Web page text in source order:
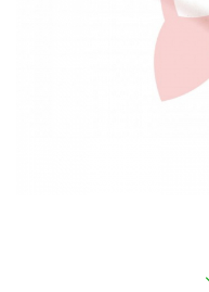
Ceasuri Daniel Klein